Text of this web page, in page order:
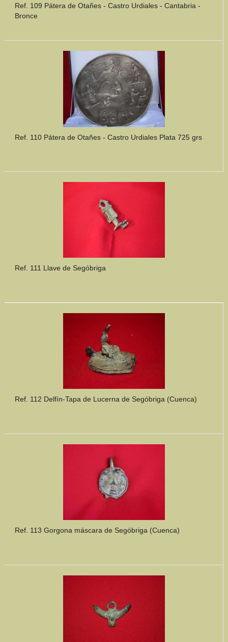
Ref. 109 Pátera de Otañes - Castro Urdiales - Cantabria -
Bronce
Ref. 110 Pátera de Otañes - Castro Urdiales Plata 725 grs
Ref. 111 Llave de Segóbriga
Ref. 112 Delfín-Tapa de Lucerna de Segóbriga (Cuenca)
Ref. 113 Gorgona máscara de Segóbriga (Cuenca)